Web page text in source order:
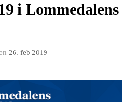
i Lommedalens
26. feb 2019